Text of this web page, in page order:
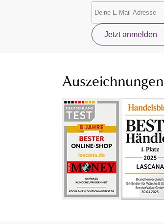
Jetzt anmelden
Auszeichnungen